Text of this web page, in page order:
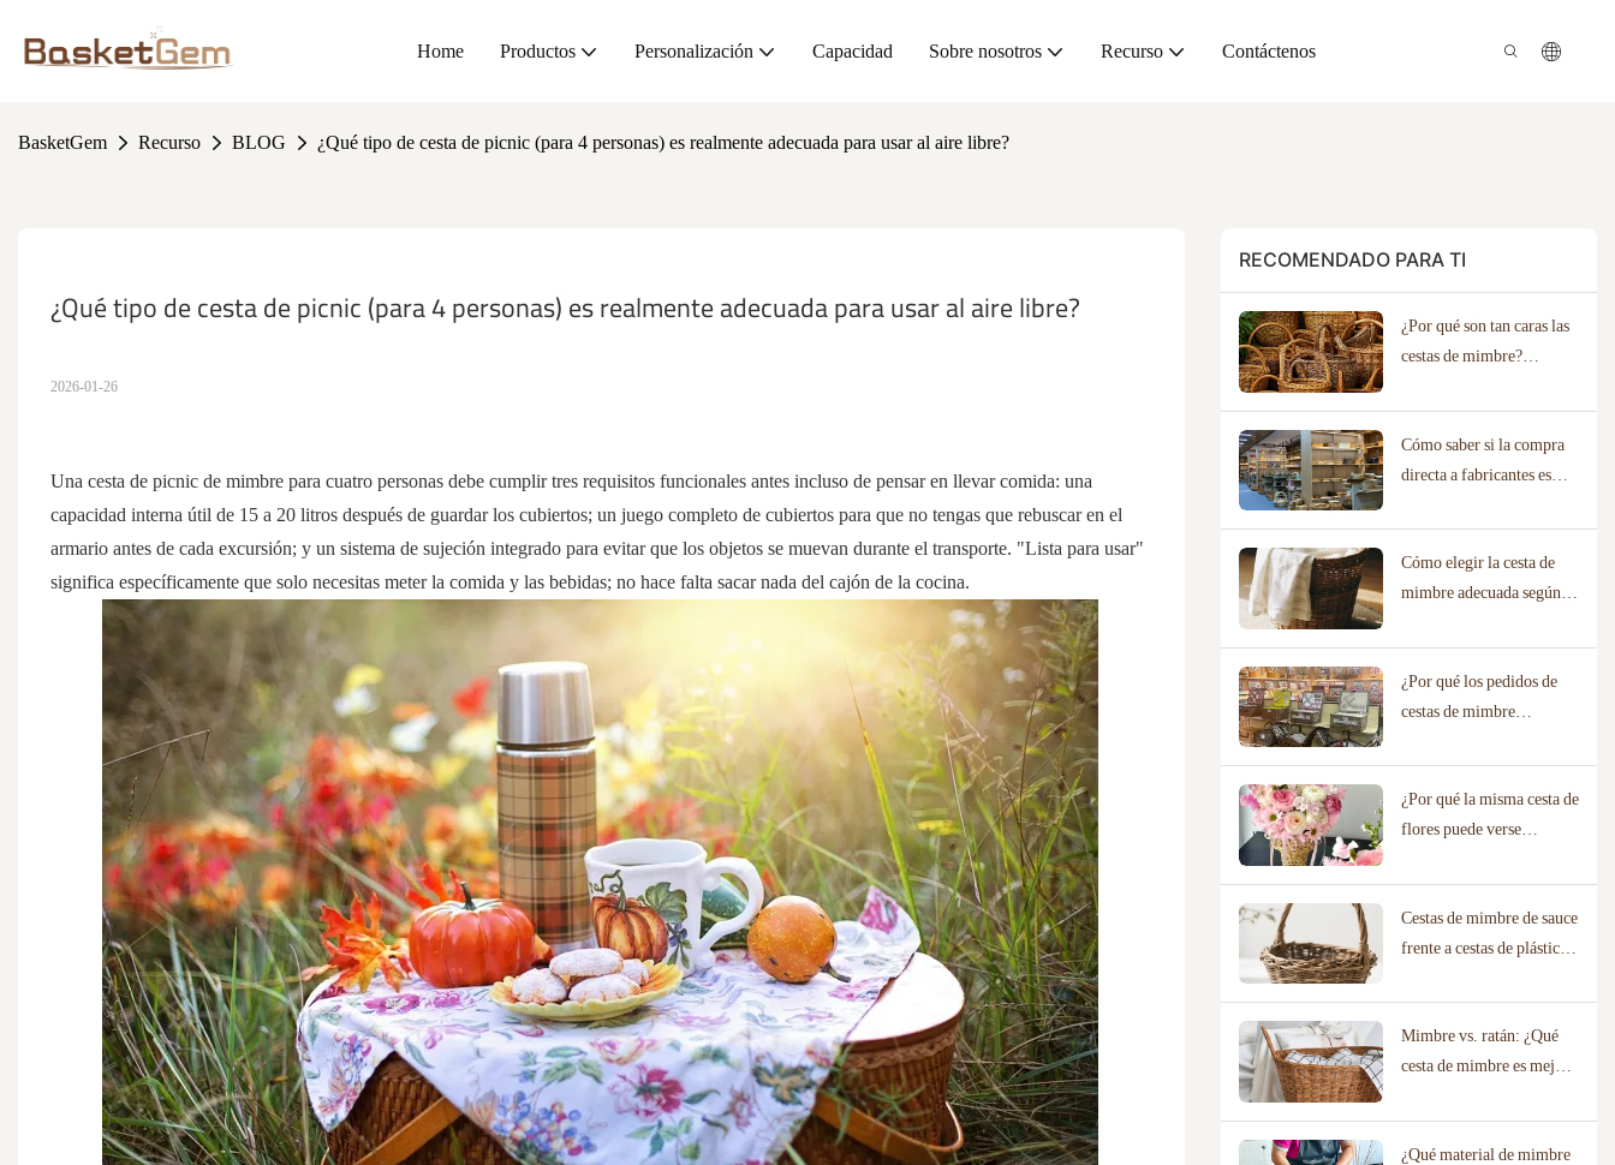
Home Productos Personalización Capacidad Sobre nosotros Recurso Contáctenos
BasketGem Recurso BLOG ¿Qué tipo de cesta de picnic (para 4 personas) es realmente adecuada para usar al aire libre?
¿Qué tipo de cesta de picnic (para 4 personas) es realmente adecuada para usar al aire libre?
2026-01-26
Una cesta de picnic de mimbre para cuatro personas debe cumplir tres requisitos funcionales antes incluso de pensar en llevar comida: una
capacidad interna útil de 15 a 20 litros después de guardar los cubiertos; un juego completo de cubiertos para que no tengas que rebuscar en el
armario antes de cada excursión; y un sistema de sujeción integrado para evitar que los objetos se muevan durante el transporte. "Lista para usar"
significa específicamente que solo necesitas meter la comida y las bebidas; no hace falta sacar nada del cajón de la cocina.
RECOMENDADO PARA TI
¿Por qué son tan caras las
cestas de mimbre?
verdadero valor artesanal.
Cómo saber si la compra
directa a fabricantes es
Cómo elegir la cesta de
mimbre adecuada según
¿Por qué los pedidos de
cestas de mimbre
fabricantes con catálogos
de diseño probados?
¿Por qué la misma cesta de
flores puede verse
en una floristería que en
un salón de bodas?
Cestas de mimbre de sauce
frente a cestas de plástico:
con el medio ambiente?
Mimbre vs. ratán: ¿Qué
cesta de mimbre es mejor
¿Qué material de mimbre